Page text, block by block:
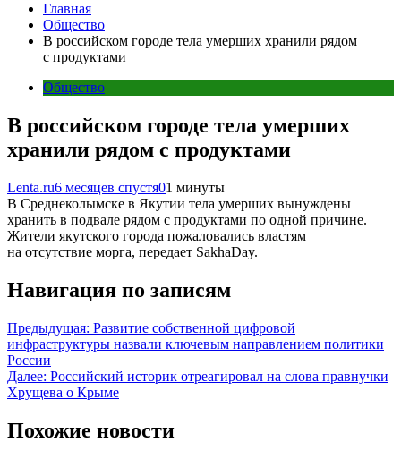
Главная
Общество
В российском городе тела умерших хранили рядом
с продуктами
Общество
В российском городе тела умерших
хранили рядом с продуктами
Lenta.ru6 месяцев спустя01 минуты
В Среднеколымске в Якутии тела умерших вынуждены
хранить в подвале рядом с продуктами по одной причине.
Жители якутского города пожаловались властям
на отсутствие морга, передает SakhaDay.
Навигация по записям
Предыдущая: Развитие собственной цифровой
инфраструктуры назвали ключевым направлением политики
России
Далее: Российский историк отреагировал на слова правнучки
Хрущева о Крыме
Похожие новости